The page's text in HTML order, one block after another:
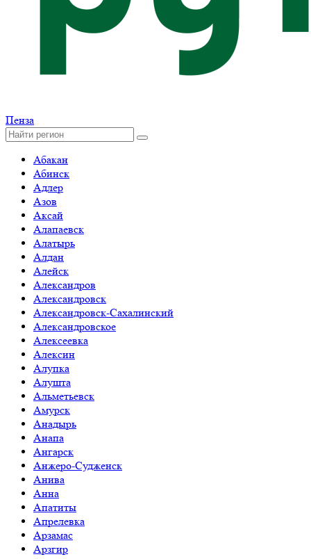
Пенза
Абакан
Абинск
Адлер
Азов
Аксай
Алапаевск
Алатырь
Алдан
Алейск
Александров
Александровск
Александровск-Сахалинский
Александровское
Алексеевка
Алексин
Алупка
Алушта
Альметьевск
Амурск
Анадырь
Анапа
Ангарск
Анжеро-Судженск
Анива
Анна
Апатиты
Апрелевка
Арзамас
Арзгир